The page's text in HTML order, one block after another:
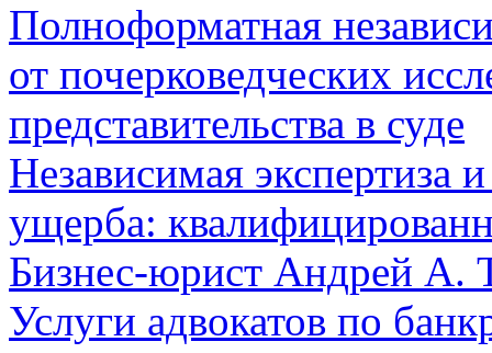
Полноформатная
от почерковедческих
представительства в суде
Независимая экспертиза
ущерба:
Бизнес-юрист Андрей А.
Услуги адвокатов по